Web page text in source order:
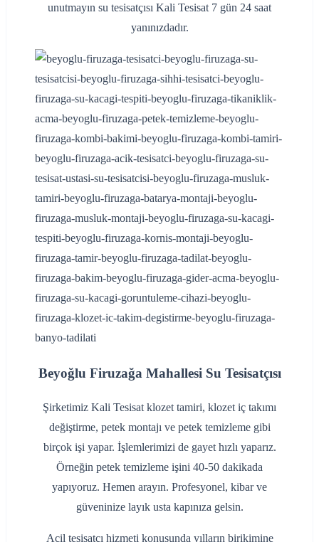
unutmayın su tesisatçısı Kali Tesisat 7 gün 24 saat
yanınızdadır.
Beyoğlu Firuzağa Mahallesi Su Tesisatçısı
Şirketimiz Kali Tesisat klozet tamiri, klozet iç takımı
değiştirme, petek montajı ve petek temizleme gibi
birçok işi yapar. İşlemlerimizi de gayet hızlı yaparız.
Örneğin petek temizleme işini 40-50 dakikada
yapıyoruz. Hemen arayın. Profesyonel, kibar ve
güveninize layık usta kapınıza gelsin.
Acil tesisatçı hizmeti konusunda yılların birikimine